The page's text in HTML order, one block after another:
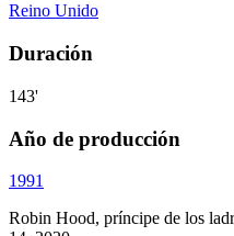
Reino Unido
Duración
143'
Año de producción
1991
Robin Hood, príncipe de los